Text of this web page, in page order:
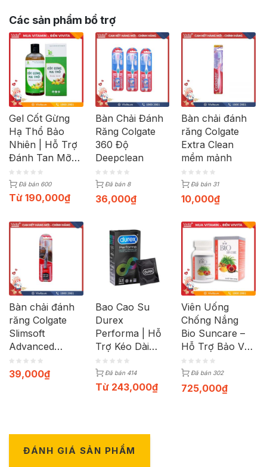
Các sản phẩm bổ trợ
Gel Cốt Gừng
Hạ Thổ Bảo
Nhiên | Hỗ Trợ
Đánh Tan Mỡ
Bụng Cho Mẹ
Sau Sinh | Lọ
330ml
Đã bán 600
Từ 190,000₫
Bàn Chải Đánh
Răng Colgate
360 Độ
Deepclean
Đã bán 8
36,000₫
Bàn chải đánh
răng Colgate
Extra Clean
mềm mảnh
Đã bán 31
10,000₫
Bàn chải đánh
răng Colgate
Slimsoft
Advanced
Volcanic
39,000₫
Bao Cao Su
Durex
Performa | Hỗ
Trợ Kéo Dài
Thời Gian | Hộp
12cĐã bán 414
Từ 243,000₫
Viên Uống
Chống Nắng
Bio Suncare –
Hỗ Trợ Bảo Vệ
Da Toàn Diện |
Hộp 60 Viên
Đã bán 302
725,000₫
ĐÁNH GIÁ SẢN PHẨM